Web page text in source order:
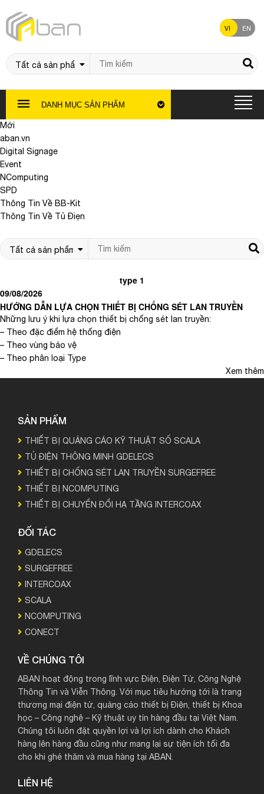
VI EN
DANH MỤC SẢN PHẨM
Mới
aban.vn
Digital Signage
Event
NComputing
SPD
Thông Tin Về BB-Kit
Thông Tin Về Tủ Điẹn
type 1
09/08/2026
HƯỚNG DẪN LỰA CHỌN THIẾT BỊ CHỐNG SÉT LAN TRUYỀN
Những lưu ý khi lựa chọn thiết bị chống sét lan truyền:
– Theo đặc điểm hệ thống điện
– Theo vùng bảo vệ
– Theo phân loại Type
Xem thêm
SẢN PHẨM
THIẾT BỊ QUẢNG CÁO KỸ THUẬT SỐ SCALA
TỦ ĐIỆN THÔNG MINH GDELECS
THIẾT BỊ CHỐNG SÉT LAN TRUYỀN SURGEFREE
THIẾT BỊ NCOMPUTING
THIẾT BỊ CHUYỂN ĐỔI HẠ TẦNG INTERCOAX
ĐỐI TÁC
GDELECS
SURGEFREE
INTERCOAX
SCALA
NCOMPUTING
CONECT
VỀ CHÚNG TÔI
ABAN hoạt động trong lĩnh vực Điện, Điện Tử, Công Nghệ
Thông Tin và Viễn Thông. Với mục tiêu hướng tới là trang
thương mại điện tử, quảng cáo thiết bị Điện, thiết bị Khoa
học – Công nghệ – Kỹ thuật uy tín hàng đầu tại Việt Nam.
Chúng tôi luôn đặt quyền lợi và lợi ích dành cho Khách
hàng lên hàng đầu cũng như mang lại sự tiện ích tối đa
cho khi ghé thăm và mua hàng tại ABAN.
LIÊN HỆ